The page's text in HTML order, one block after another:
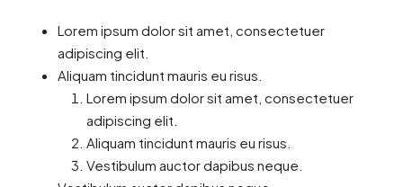
Lorem ipsum dolor sit amet, consectetuer
adipiscing elit.
Aliquam tincidunt mauris eu risus.
Lorem ipsum dolor sit amet, consectetuer
adipiscing elit.
Aliquam tincidunt mauris eu risus.
Vestibulum auctor dapibus neque.